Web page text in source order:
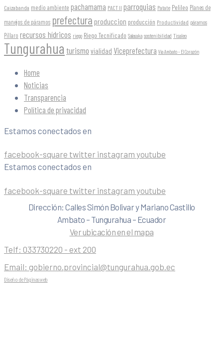
Caizabanda medio ambiente pachamama PACT II parroquias Patate Pelileo Planes de
manejos de páramos prefectura produccion producción Productividad páramos
Píllaro recursos hídricos riego Riego Tecnificado Salasaka sostenibilidad Tisaleo
Tungurahua turismo vialidad Viceprefectura Vía Ambato - El Corazón
Home
Noticias
Transparencia
Política de privacidad
Estamos conectados en
facebook-square twitter instagram youtube
Estamos conectados en
facebook-square twitter instagram youtube
Dirección: Calles Simón Bolivar y Mariano Castillo
Ambato – Tungurahua – Ecuador
Ver ubicación en el mapa
Telf: 033730220 - ext 200
Email: gobierno.provincial@tungurahua.gob.ec
Diseño de Páginas web